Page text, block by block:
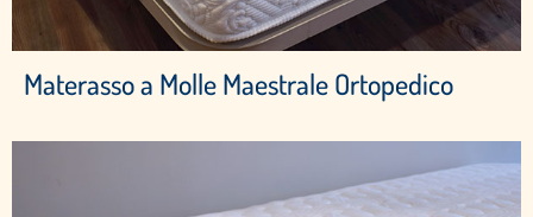
Materasso a Molle Maestrale Ortopedico